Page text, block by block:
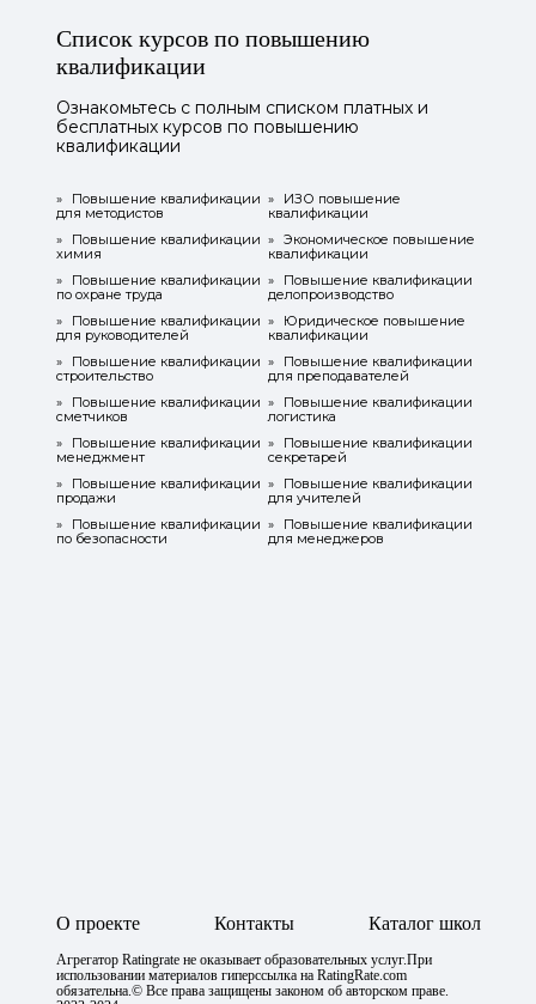
Список курсов по повышению
квалификации
Ознакомьтесь с полным списком платных и
бесплатных курсов по повышению
квалификации
»
Повышение квалификации
для методистов
»
ИЗО повышение
квалификации
»
Повышение квалификации
химия
» Экономическое повышение
квалификации
»
Повышение квалификации
по охране труда
»
Повышение квалификации
делопроизводство
»
Повышение квалификации
для руководителей
»
Юридическое повышение
квалификации
»
Повышение квалификации
строительство
»
Повышение квалификации
для преподавателей
»
Повышение квалификации
сметчиков
»
Повышение квалификации
логистика
»
Повышение квалификации
менеджмент
»
Повышение квалификации
секретарей
»
Повышение квалификации
продажи
»
Повышение квалификации
для учителей
»
Повышение квалификации
по безопасности
»
Повышение квалификации
для менеджеров
О проекте Контакты Каталог школ
Агрегатор Ratingrate не оказывает образовательных услуг.При
использовании материалов гиперссылка на RatingRate.com
обязательна.© Все права защищены законом об авторском праве.